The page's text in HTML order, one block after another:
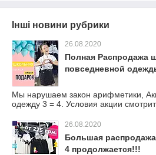
Інші новини рубрики
26.08.2020
Полная Распродажа
повседневной
Мы нарушаем закон арифметики,
одежду 3 = 4. Условия акции
26.08.2020
Большая
4 продолжается!!!